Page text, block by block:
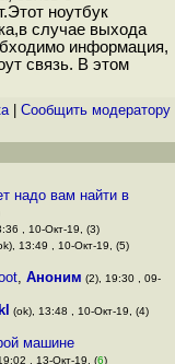
ноутбук
случае выхода
информация,
связь. В этом
| Cообщить модератору
надо вам найти в
, 10-Окт-19, (3)
13:49 , 10-Окт-19, (5)
,Аноним (2), 19:30 , 09-
(ok), 13:48 , 10-Окт-19, (4)
машине
, 13-Окт-19, (6)